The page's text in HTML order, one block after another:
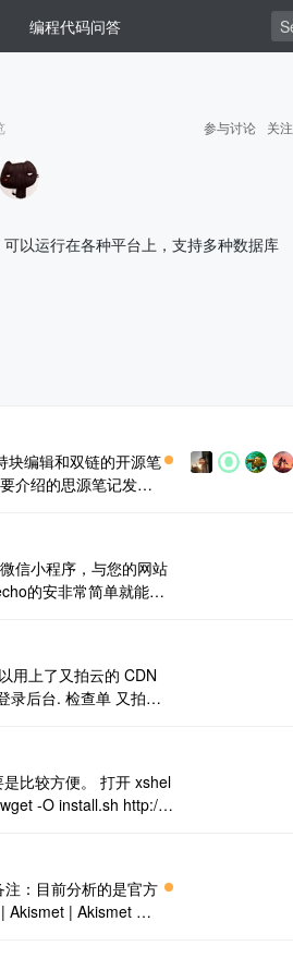
编程代码问答
参与讨论 关注
以运行在各种平台上，支持多种数据库
块编辑和双链的开源笔
介绍的思源笔记发布
信小程序，与您的网站
的安非常简单就能搭
用上了又拍云的 CDN
录后台. 检查单 又拍云
比较方便。 打开 xshel
-O install.sh http://d
：目前分析的是官方
Akismet | Akismet 反